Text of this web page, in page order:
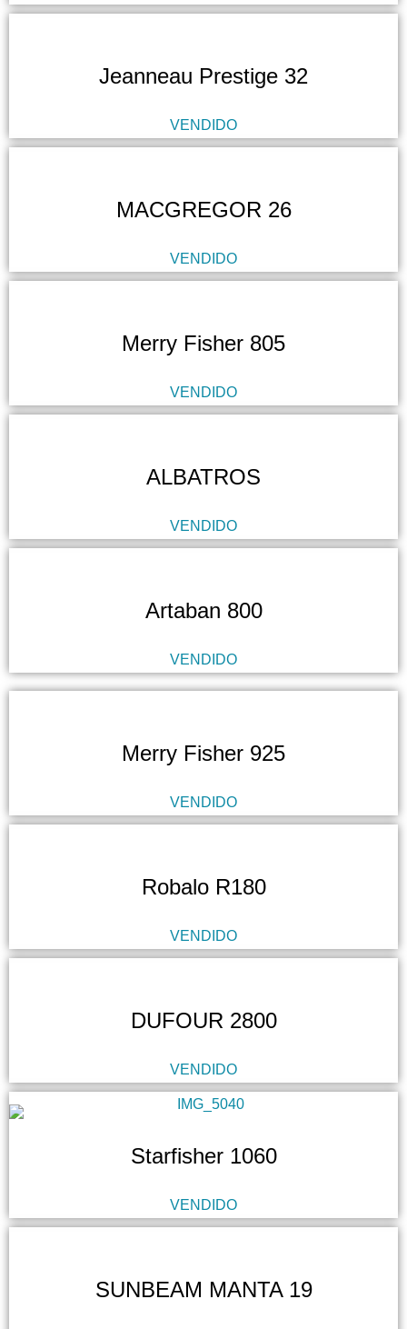
Jeanneau Prestige 32
VENDIDO
MACGREGOR 26
VENDIDO
Merry Fisher 805
VENDIDO
ALBATROS
VENDIDO
Artaban 800
VENDIDO
Merry Fisher 925
VENDIDO
Robalo R180
VENDIDO
DUFOUR 2800
VENDIDO
Starfisher 1060
VENDIDO
SUNBEAM MANTA 19